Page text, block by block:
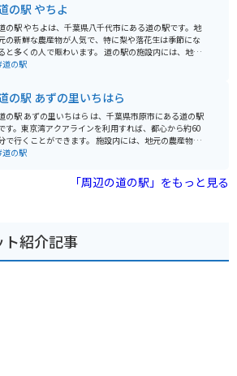
な品々が並びます。 また、レストランでは、地元産
食材をふんだんに使った料理を楽しむことができま
。東京湾を一望できる展望デッキも併設されており、
ドライブの休憩に最適です。 バイクで訪れる場合、道の
いちかわには、広々とした駐車場が完備されているの
川や国府台など、自然豊かな観光スポットも点在して
います。少し足を延ばせば、東京ディズニーリゾートに
アクセス可能です。
の駅 やちよ
の駅 やちよは、千葉県八千代市にある道の駅です。地
の新鮮な農産物が人気で、特に梨や落花生は季節にな
と多くの人で賑わいます。 道の駅の施設内には、地元
材を使ったレストランや、お土産コーナーがあり、千
ます。道の駅には広い駐車場と休憩スペースも用意さ
ているので、バイクでのツーリングにも最適です。 特
品としては、落花生の加工品や、梨を使ったスイーツ
どが人気です。道の駅で購入できるほか、周辺の農園
も直売を行っている場合があります。
道の駅
の駅 あずの里いちはら
の駅 あずの里いちはら は、千葉県市原市にある道の駅
す。東京湾アクアラインを利用すれば、都心から約60
行くことができます。 施設内には、地元の農産物直
所があり、新鮮な野菜や果物を購入できます。とく
アイスクリームのお店も人気です。地元産の牛乳や果物
京湾を望む絶景スポットや、自然豊かな公園など、ツ
リングに最適なスポットも点在しています。
道の駅
「周辺の道の駅」をもっと見る
紹介記事